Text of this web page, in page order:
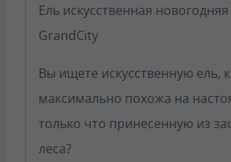
Ель искусственная
GrandCity
Вы ищете искусственную ель,
максимально похожа на
только что принесенную из
леса?